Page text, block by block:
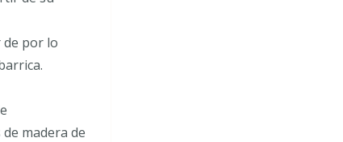
de por lo
madera de